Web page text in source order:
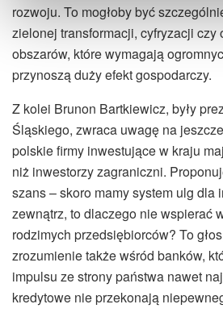
rozwoju. To mogłoby być
zielonej transformacji, cyfryzacji czy
obszarów, które wymagają
przynoszą duży efekt gospodarczy.
Z kolei Brunon Bartkiewicz, były
Śląskiego, zwraca uwagę na
polskie firmy inwestujące w kraju
niż inwestorzy zagraniczni.
szans – skoro mamy system ulg dla
zewnątrz, to dlaczego nie wspierać
rodzimych przedsiębiorców? To
zrozumienie także wśród banków,
impulsu ze strony państwa nawet
kredytowe nie przekonają